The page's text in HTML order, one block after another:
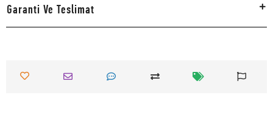
Garanti Ve Teslimat